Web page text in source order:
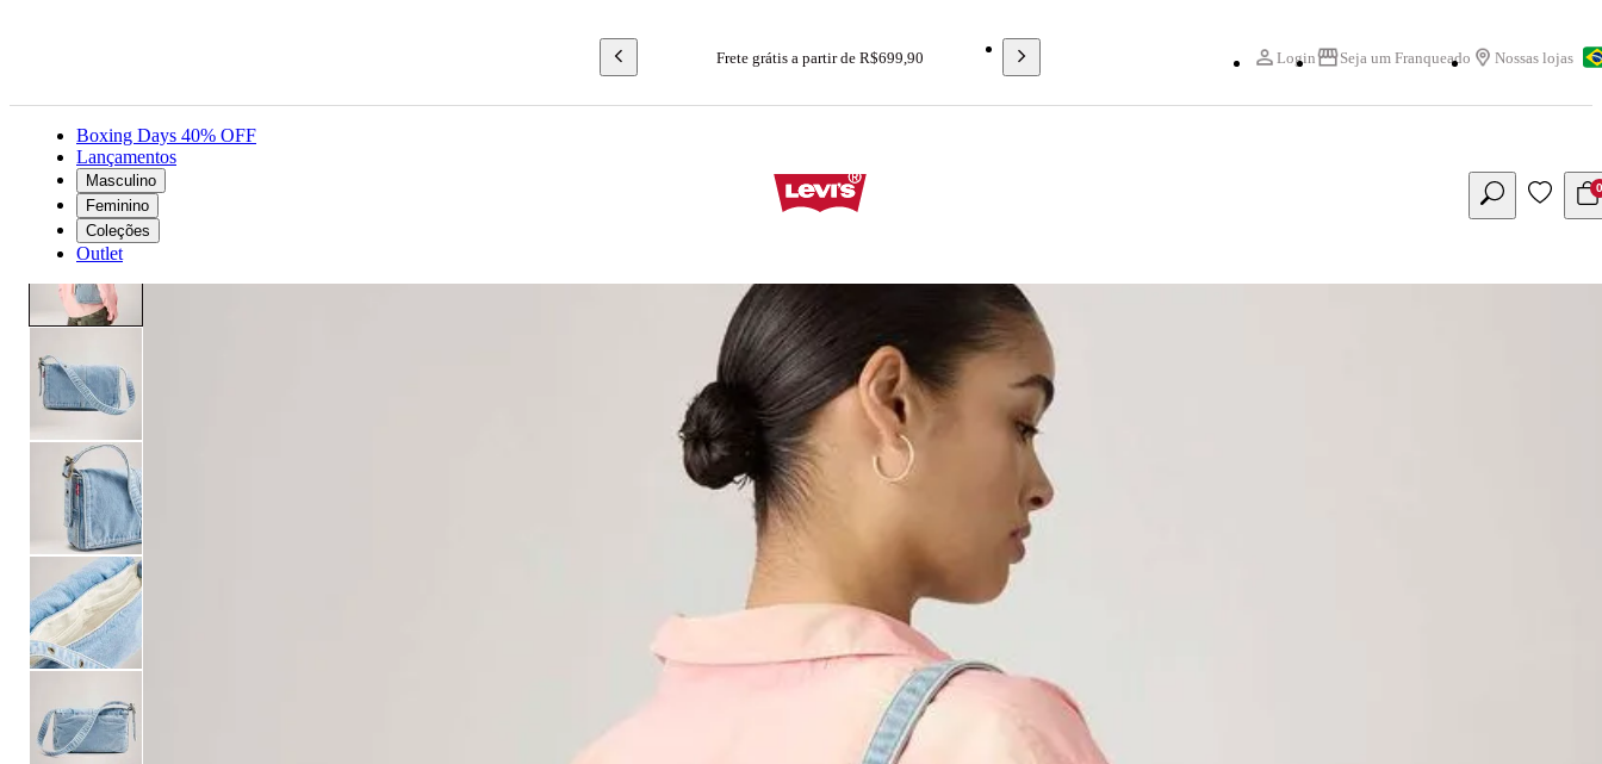
Frete grátis a partir de R$699,90 Login Seja um Franqueado Nossas lojas
Boxing Days 40% OFF
Lançamentos
Masculino
Feminino
Coleções
Outlet
0
Acessórios